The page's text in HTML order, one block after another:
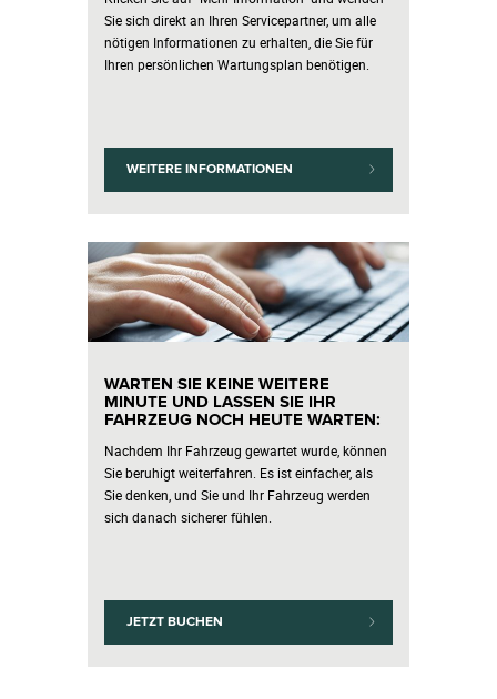
Sie sich direkt an Ihren Servicepartner, um alle
nötigen Informationen zu erhalten, die Sie für
Ihren persönlichen Wartungsplan benötigen.
WEITERE INFORMATIONEN
WARTEN SIE KEINE WEITERE
MINUTE UND LASSEN SIE IHR
FAHRZEUG NOCH HEUTE WARTEN:
Nachdem Ihr Fahrzeug gewartet wurde, können
Sie beruhigt weiterfahren. Es ist einfacher, als
Sie denken, und Sie und Ihr Fahrzeug werden
sich danach sicherer fühlen.
JETZT BUCHEN